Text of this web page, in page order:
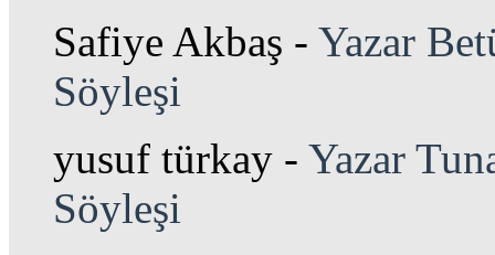
Safiye Akbaş - Yazar
Söyleşi
yusuf türkay - Yazar
Söyleşi